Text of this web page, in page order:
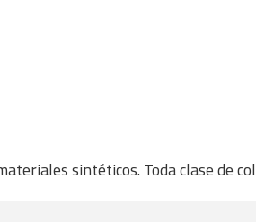
sintéticos. Toda clase de